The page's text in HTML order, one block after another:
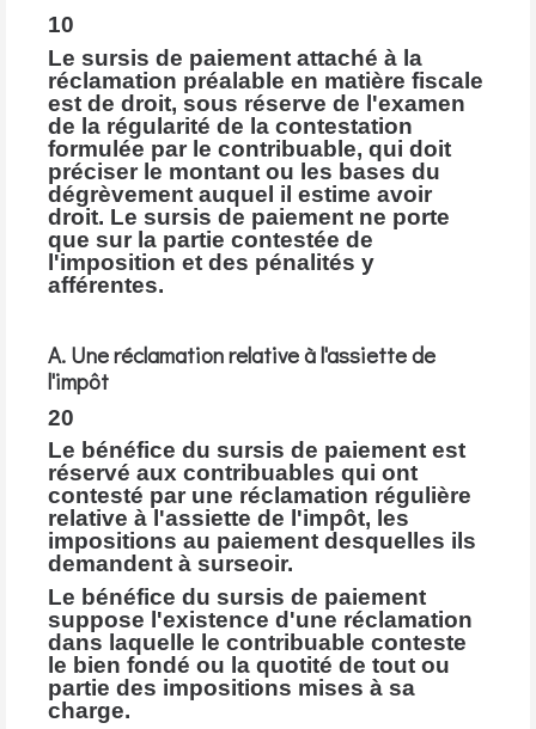
10
Le sursis de paiement attaché à la
réclamation préalable en matière fiscale
est de droit, sous réserve de l'examen
de la régularité de la contestation
formulée par le contribuable, qui doit
préciser le montant ou les bases du
dégrèvement auquel il estime avoir
droit. Le sursis de paiement ne porte
que sur la partie contestée de
l'imposition et des pénalités y
afférentes.
A. Une réclamation relative à l'assiette de
l'impôt
20
Le bénéfice du sursis de paiement est
réservé aux contribuables qui ont
contesté par une réclamation régulière
relative à l'assiette de l'impôt, les
impositions au paiement desquelles ils
demandent à surseoir.
Le bénéfice du sursis de paiement
suppose l'existence d'une réclamation
dans laquelle le contribuable conteste
le bien fondé ou la quotité de tout ou
partie des impositions mises à sa
charge.